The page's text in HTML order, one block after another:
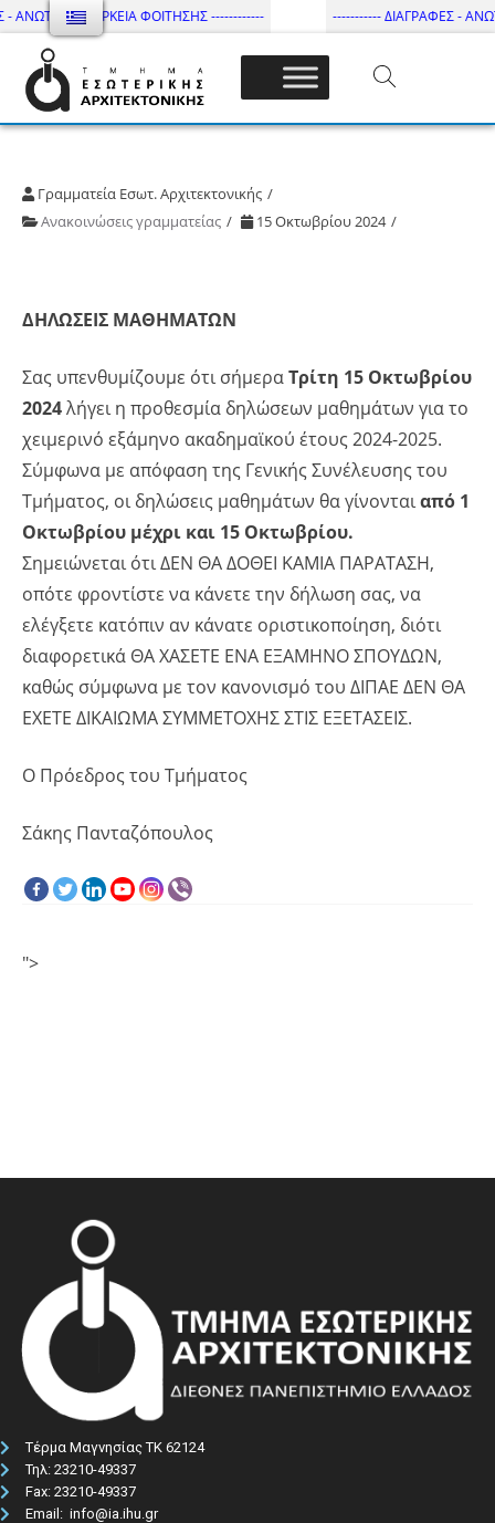
ΔΙΑΡΚΕΙΑ ΦΟΙΤΗΣΗΣ ------------ ----------- ΔΙΑΓΡΑΦΕΣ -
Τμήμα Εσωτ. Αρχιτεκτονικής – ΔΙ.ΠΑ.Ε
Γραμματεία Εσωτ. Αρχιτεκτονικής
Ανακοινώσεις γραμματείας
15 Οκτωβρίου 2024
ΔΗΛΩΣΕΙΣ ΜΑΘΗΜΑΤΩΝ
Σας υπενθυμίζουμε ότι σήμεραΤρίτη 15 Οκτωβρίου
2024λήγει η προθεσμία δηλώσεων μαθημάτων για το
χειμερινό εξάμηνο ακαδημαϊκού έτους 2024-2025.
Σύμφωνα με απόφαση της Γενικής Συνέλευσης του
Τμήματος, οι δηλώσεις μαθημάτων θα γίνονταιαπό 1
Οκτωβρίου μέχρι και 15 Οκτωβρίου.
Σημειώνεται ότι ΔΕΝ ΘΑ ΔΟΘΕΙ ΚΑΜΙΑ ΠΑΡΑΤΑΣΗ,
οπότε φροντίστε να κάνετε την δήλωση σας, να
ελέγξετε κατόπιν αν κάνατε οριστικοποίηση, διότι
διαφορετικά ΘΑ ΧΑΣΕΤΕ ΕΝΑ ΕΞΑΜΗΝΟ ΣΠΟΥΔΩΝ,
καθώς σύμφωνα με τον κανονισμό του ΔΙΠΑΕ ΔΕΝ ΘΑ
ΕΧΕΤΕ ΔΙΚΑΙΩΜΑ ΣΥΜΜΕΤΟΧΗΣ ΣΤΙΣ ΕΞΕΤΑΣΕΙΣ.
Ο Πρόεδρος του Τμήματος
Σάκης Πανταζόπουλος
">
Τέρμα Μαγνησίας ΤΚ 62124
Τηλ: 23210-49337​
Fax: 23210-49337
Email: info@ia.ihu.gr